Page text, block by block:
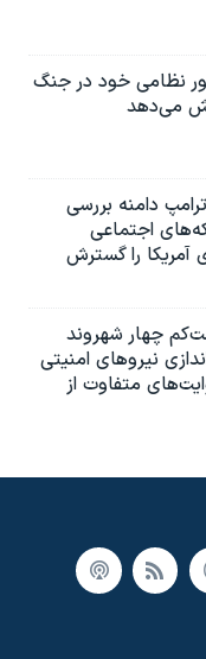
نظامی خود در جنگ
می‌دهد
دامنه بررسی
اجتماعی
آمریکا را گسترش
چهار شهروند
نیروهای امنیتی
متفاوت از